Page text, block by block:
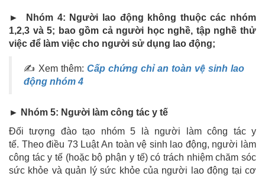
► Nhóm 4: Người lao động không thuộc các nhóm
1,2,3 và 5; bao gồm cả người học nghề, tập nghề thử
việc để làm việc cho người sử dụng lao động;
✍ Xem thêm: Cấp chứng chỉ an toàn vệ sinh lao
động nhóm 4
► Nhóm 5: Người làm công tác y tế
Đối tượng đào tạo nhóm 5 là người làm công tác y
tế. Theo điều 73 Luật An toàn vệ sinh lao động, người làm
công tác y tế (hoặc bộ phận y tế) có trách nhiệm chăm sóc
sức khỏe và quản lý sức khỏe của người lao động tại cơ